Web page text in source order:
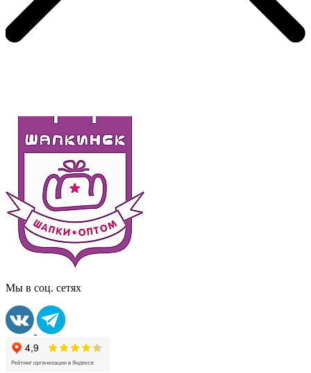
Мы в соц. сетях